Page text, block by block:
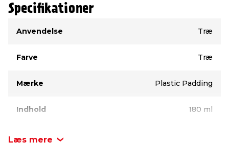
Specifikationer
Anvendelse
Træ
Farve Træ
Mærke Plastic Padding
Indhold 180 ml
Læs mere